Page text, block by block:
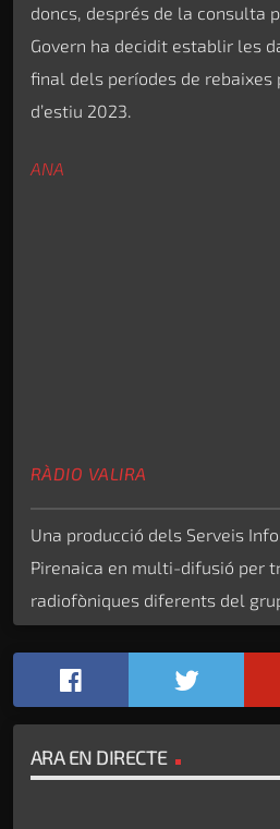
doncs, després de la consulta
Govern ha decidit establir les
final dels períodes de rebaixes
d’estiu 2023.
ANA
RÀDIO VALIRA
Una producció dels Serveis
Pirenaica en multi-difusió per
radiofòniques diferents del
ARA EN DIRECTE